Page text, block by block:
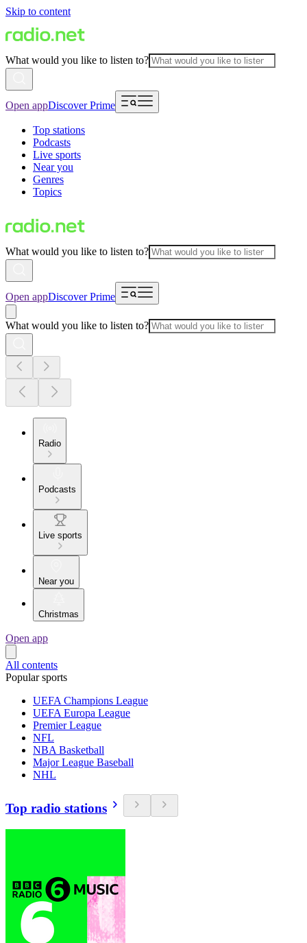
Skip to content
What would you like to listen to?
Open appDiscover Prime
Top stations
Podcasts
Live sports
Near you
Genres
Topics
What would you like to listen to?
Open appDiscover Prime
What would you like to listen to?
Radio
Podcasts
Live sports
Near you
Christmas
Open app
All contents
Popular sports
UEFA Champions League
UEFA Europa League
Premier League
NFL
NBA Basketball
Major League Baseball
NHL
Top radio stations